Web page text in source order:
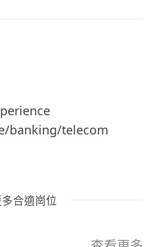
banking/telecom
合適崗位